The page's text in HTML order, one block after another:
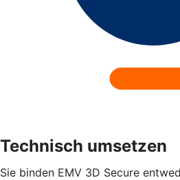
Technisch umsetzen
Sie binden EMV 3D Secure